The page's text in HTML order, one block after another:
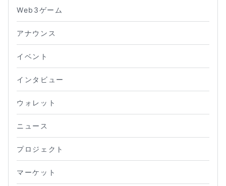
Web3ゲーム
アナウンス
イベント
インタビュー
ウォレット
ニュース
プロジェクト
マーケット